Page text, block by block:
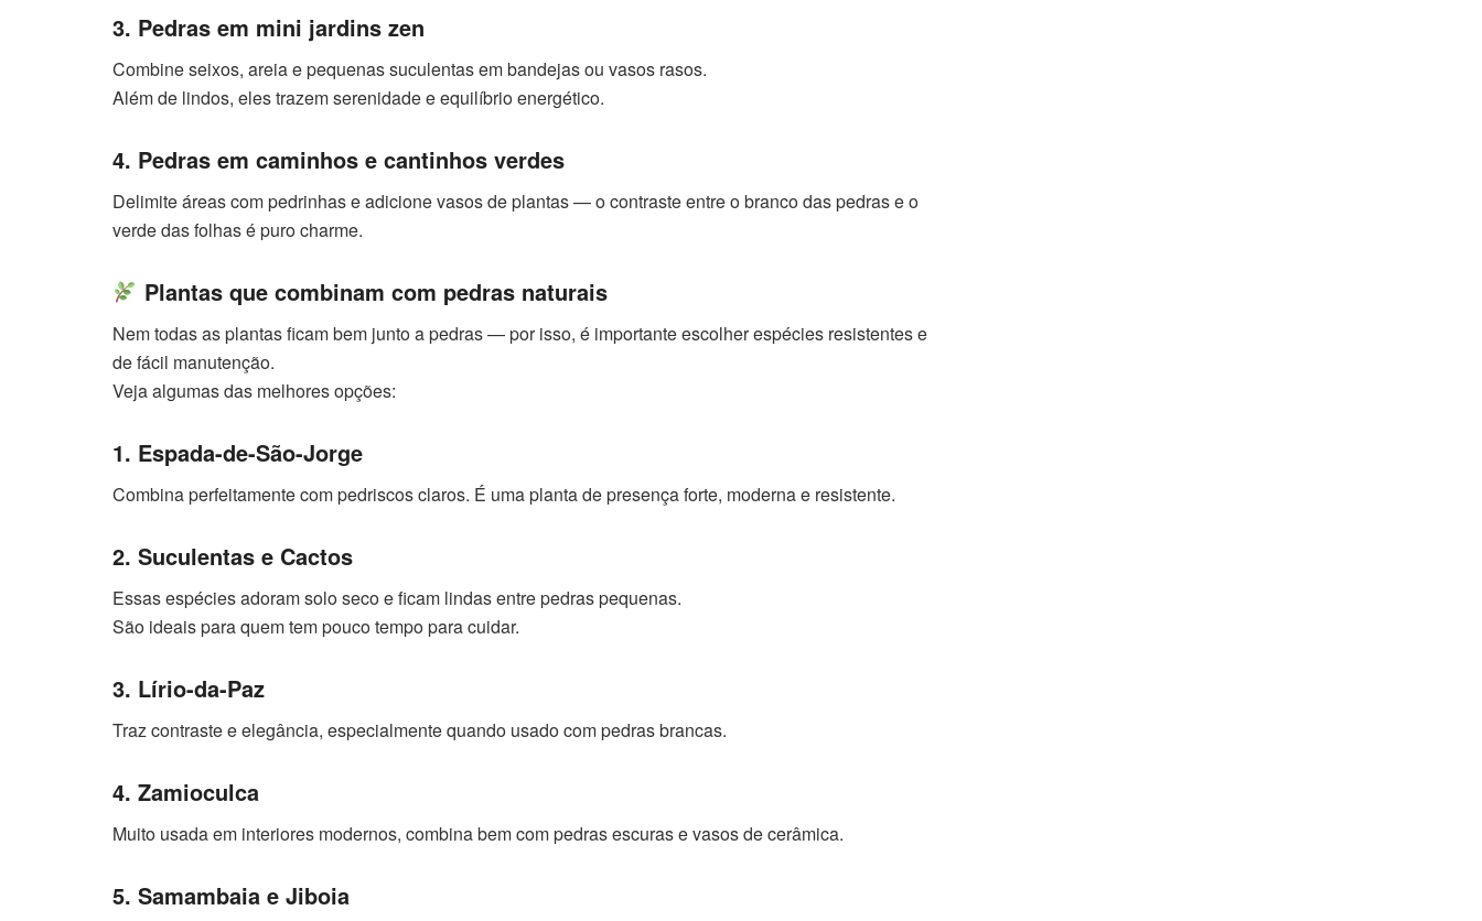
3. Pedras em mini jardins zen
Combine seixos, areia e pequenas suculentas em bandejas ou vasos rasos.
Além de lindos, eles trazem serenidade e equilíbrio energético.
4. Pedras em caminhos e cantinhos verdes
Delimite áreas com pedrinhas e adicione vasos de plantas — o contraste entre o branco das pedras e o
verde das folhas é puro charme.
Plantas que combinam com pedras naturais
Nem todas as plantas ficam bem junto a pedras — por isso, é importante escolher espécies resistentes e
de fácil manutenção.
Veja algumas das melhores opções:
1. Espada-de-São-Jorge
Combina perfeitamente com pedriscos claros. É uma planta de presença forte, moderna e resistente.
2. Suculentas e Cactos
Essas espécies adoram solo seco e ficam lindas entre pedras pequenas.
São ideais para quem tem pouco tempo para cuidar.
3. Lírio-da-Paz
Traz contraste e elegância, especialmente quando usado com pedras brancas.
4. Zamioculca
Muito usada em interiores modernos, combina bem com pedras escuras e vasos de cerâmica.
5. Samambaia e Jiboia